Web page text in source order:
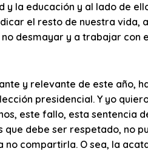
la educación y al lado de
el resto de nuestra vida,
desmayar y a trabajar con
y relevante de este año,
presidencial. Y yo
este fallo, esta sentencia
debe ser respetado, no
compartirla. O sea, la